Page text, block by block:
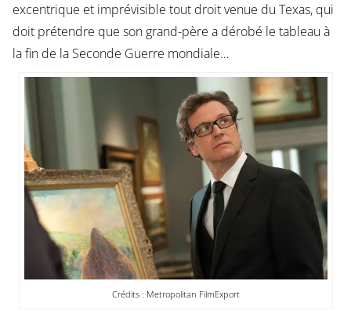
excentrique et imprévisible tout droit venue du Texas, qui
doit prétendre que son grand-père a dérobé le tableau à
la fin de la Seconde Guerre mondiale…
Crédits : Metropolitan FilmExport